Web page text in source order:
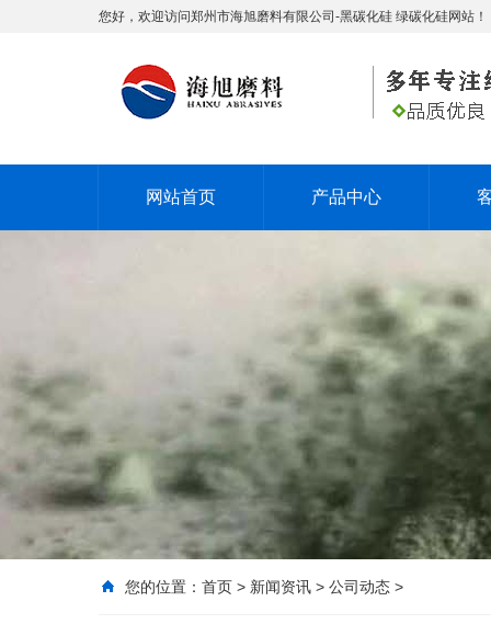
您好，欢迎访问郑州市海旭磨料有限公司-黑碳化硅 绿碳化硅网站！
网站首页 产品中心
您的位置： 首页 > 新闻资讯 > 公司动态 >